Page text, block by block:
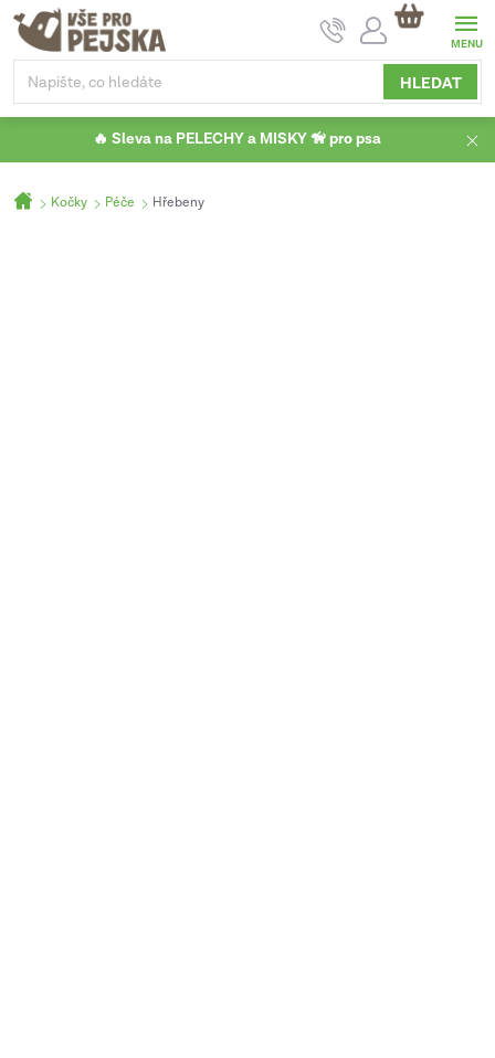
Přejít
obsah
HLEDAT
NÁKUPNÍ
KOŠÍK
🔥 Sleva na PELECHY a MISKY 🦮 pro psa
Domů
Kočky Péče Hřebeny